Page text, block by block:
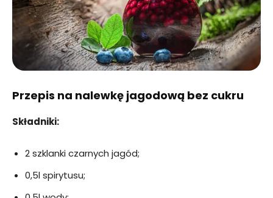
Przepis na nalewkę jagodową bez cukru
Składniki:
2 szklanki czarnych jagód;
0,5l spirytusu;